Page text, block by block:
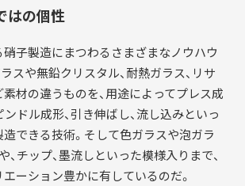
はの個性
子製造にまつわるさまざまなノウハウ
スや無鉛クリスタル、耐熱ガラス、リサ
材の違うものを、用途によってプレス成
ンドル成形、引き伸ばし、流し込みといっ
できる技術。そして色ガラスや泡ガラ
、チップ、墨流しといった模様入りまで、
ーション豊かに有しているのだ。